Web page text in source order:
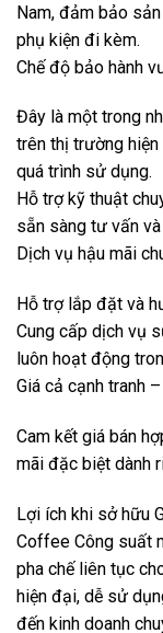
Nam, đảm bảo
phụ kiện đi kèm.
Chế độ bảo hành
Đây là một trong
trên thị trường hiện
quá trình sử dụng.
Hỗ trợ kỹ thuật
sẵn sàng tư vấn
Dịch vụ hậu mãi
Hỗ trợ lắp đặt và
Cung cấp dịch vụ
luôn hoạt động
Giá cả cạnh tranh
Cam kết giá bán
mãi đặc biệt dành
Lợi ích khi sở hữu
Coffee Công suất
pha chế liên tục
hiện đại, dễ sử
đến kinh doanh